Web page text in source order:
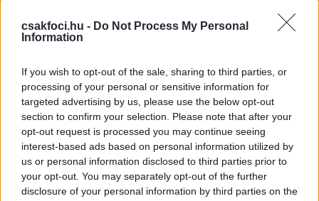
csakfoci.hu - Do Not Process My Personal
Information
If you wish to opt-out of the sale, sharing to third parties, or
processing of your personal or sensitive information for
targeted advertising by us, please use the below opt-out
section to confirm your selection. Please note that after your
opt-out request is processed you may continue seeing
interest-based ads based on personal information utilized by
us or personal information disclosed to third parties prior to
your opt-out. You may separately opt-out of the further
disclosure of your personal information by third parties on the
(14%) arra szavaztak, hogy egyértelműen többet
vártak, baljós jel így kezdeni a vb-selejtezős évet.
Csakfoci-szavazás
Mit gondolsz a törökök elleni két Nemzetek
Ligája-meccsről?
Nézzük reálisan, nem az A-ligában a helyünk.
Egyszerűen túl erősek nekünk ezek a szintű
csapatok. – 41%